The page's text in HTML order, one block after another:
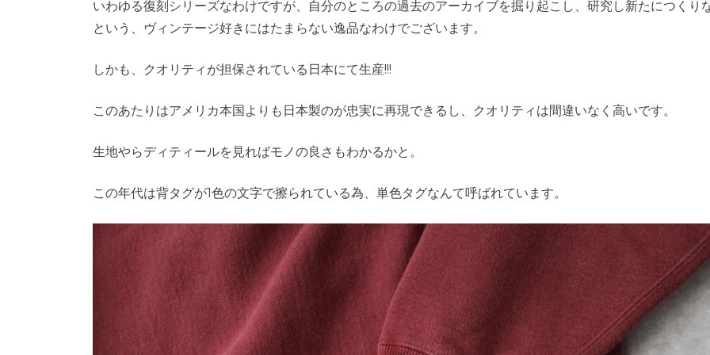
いわゆる復刻シリーズなわけですが、自分のところの過去のアーカイブを掘り起こし、研究し新たにつくり
という、ヴィンテージ好きにはたまらない逸品なわけでございます。
しかも、クオリティが担保されている日本にて生産!!!
このあたりはアメリカ本国よりも日本製のが忠実に再現できるし、クオリティは間違いなく高いです。
生地やらディティールを見ればモノの良さもわかるかと。
この年代は背タグが1色の文字で擦られている為、単色タグなんて呼ばれています。